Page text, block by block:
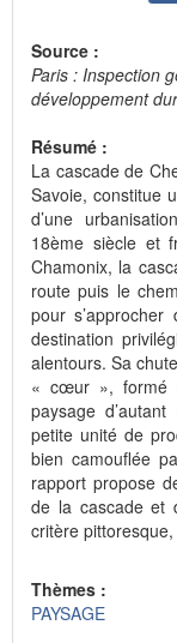
Source :
Paris : Inspection
développement
Résumé :
La cascade de
Savoie, constitue
d’une
18ème siècle et
Chamonix, la
route puis le
pour
destination
alentours. Sa
« cœur », formé
paysage
petite unité de
bien camouflée
rapport propose
de la cascade et
critère
Thèmes :
PAYSAGE